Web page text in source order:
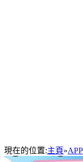
現在的位置:主頁»